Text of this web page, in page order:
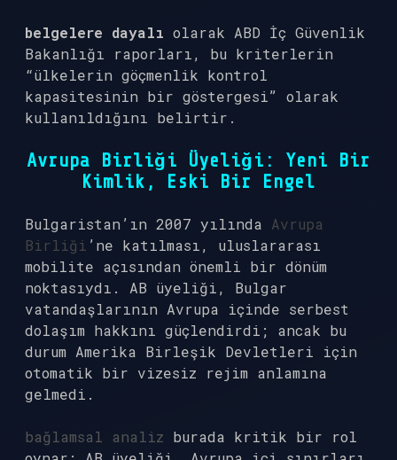
belgelere dayalı olarak ABD İç Güvenlik
Bakanlığı raporları, bu kriterlerin
“ülkelerin göçmenlik kontrol
kapasitesinin bir göstergesi” olarak
kullanıldığını belirtir.
Avrupa Birliği Üyeliği: Yeni Bir
Kimlik, Eski Bir Engel
Bulgaristan’ın 2007 yılında Avrupa
Birliği ’ne katılması, uluslararası
mobilite açısından önemli bir dönüm
noktasıydı. AB üyeliği, Bulgar
vatandaşlarının Avrupa içinde serbest
dolaşım hakkını güçlendirdi; ancak bu
durum Amerika Birleşik Devletleri için
otomatik bir vizesiz rejim anlamına
gelmedi.
bağlamsal analiz burada kritik bir rol